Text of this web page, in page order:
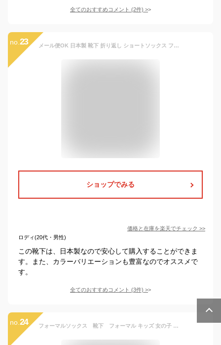
全てのおすすめコメント (2件) >
no. 23 メール便OK 日本製 靴下 折り返し ショートソックス フリル 無地 アイボリー ネイビー ブラック ダスティピンク アイボリー ラベンダーグレー 全5色 子供 キッズ ジュニア 女の子 通学 フォーマル ポイント消化 【あす楽】
ショップでみる
価格と在庫を楽天でチェック >>
ロディ(20代・男性)
この靴下は、日本製なので安心して購入することができま
す。また、カラーバリエーションも豊富なのでオススメで
す。
全てのおすすめコメント (3件) >
no. 24 フォーマルソックス 靴下 フォーマル キッズ 女の子 発表会 入学式 卒園式 卒業式 結婚式 法事 七五三 子供用 ブライズメイド ハロウィン